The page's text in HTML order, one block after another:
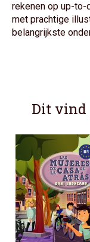
rekenen op up-to-
met prachtige
belangrijkste
Dit vind
Items van